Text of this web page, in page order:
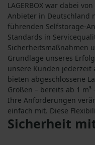
LAGERBOX war dabei
Anbieter in Deutschland
führenden Selfstorage-
Standards in
Sicherheitsmaßnahmen
Grundlage unseres
unsere Kunden jederzeit
bieten abgeschlossene
Größen – bereits ab 1
Ihre Anforderungen
einfach mit. Diese
Sicherheit